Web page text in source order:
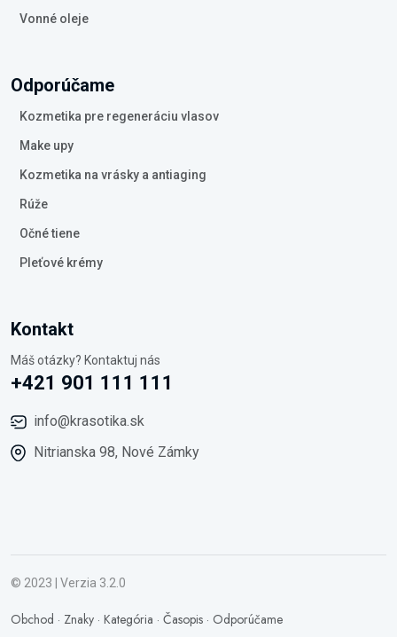
Vonné oleje
Odporúčame
Kozmetika pre regeneráciu vlasov
Make upy
Kozmetika na vrásky a antiaging
Rúže
Očné tiene
Pleťové krémy
Kontakt
Máš otázky? Kontaktuj nás
+421 901 111 111
info@krasotika.sk
Nitrianska 98, Nové Zámky
© 2023 | Verzia 3.2.0
Obchod · Znaky · Kategória · Časopis · Odporúčame